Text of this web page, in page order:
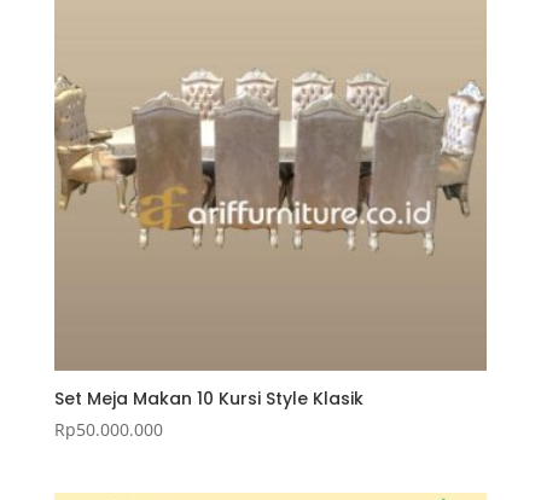
Set Meja Makan 10 Kursi Style Klasik
Rp50.000.000